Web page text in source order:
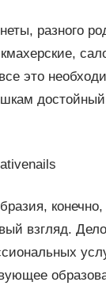
разного
это
взгляд.